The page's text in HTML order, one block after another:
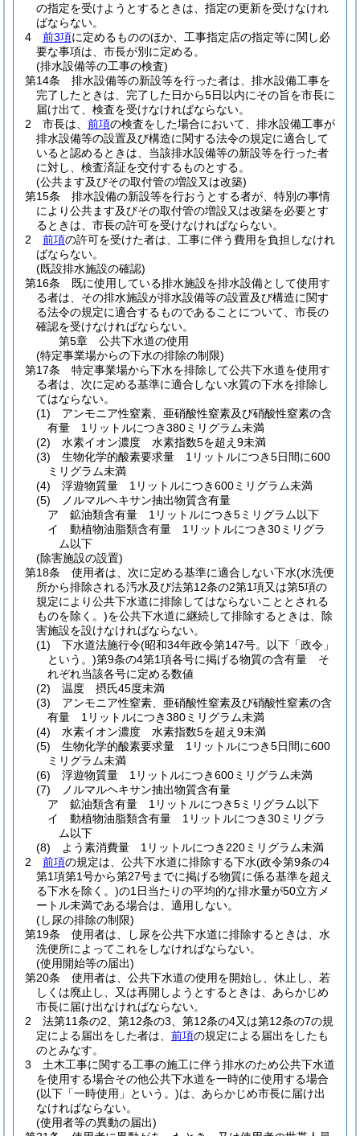
の指定を受けようとするときは、指定の更新を受けなけれ
ばならない。
4
前3項に定めるもののほか、工事指定店の指定等に関し必
要な事項は、市長が別に定める。
(排水設備等の工事の検査)
第14条
排水設備等の新設等を行った者は、排水設備工事を
完了したときは、完了した日から5日以内にその旨を市長に
届け出て、検査を受けなければならない。
2
市長は、 前項の検査をした場合において、排水設備工事が
排水設備等の設置及び構造に関する法令の規定に適合して
いると認めるときは、当該排水設備等の新設等を行った者
に対し、検査済証を交付するものとする。
(公共ます及びその取付管の増設又は改築)
第15条
排水設備の新設等を行おうとする者が、特別の事情
により公共ます及びその取付管の増設又は改築を必要とす
るときは、市長の許可を受けなければならない。
2
前項の許可を受けた者は、工事に伴う費用を負担しなけれ
ばならない。
(既設排水施設の確認)
第16条
既に使用している排水施設を排水設備として使用す
る者は、その排水施設が排水設備等の設置及び構造に関す
る法令の規定に適合するものであることについて、市長の
確認を受けなければならない。
第5章
公共下水道の使用
(特定事業場からの下水の排除の制限)
第17条
特定事業場から下水を排除して公共下水道を使用す
る者は、次に定める基準に適合しない水質の下水を排除し
てはならない。
(1)
アンモニア性窒素、亜硝酸性窒素及び硝酸性窒素の含
有量 1リットルにつき380ミリグラム未満
(2)
水素イオン濃度 水素指数5を超え9未満
(3)
生物化学的酸素要求量 1リットルにつき5日間に600
ミリグラム未満
(4)
浮遊物質量 1リットルにつき600ミリグラム未満
(5)
ノルマルヘキサン抽出物質含有量
ア
鉱油類含有量 1リットルにつき5ミリグラム以下
イ
動植物油脂類含有量 1リットルにつき30ミリグラ
ム以下
(除害施設の設置)
第18条
使用者は、次に定める基準に適合しない下水(水洗便
所から排除される汚水及び法第12条の2第1項又は第5項の
規定により公共下水道に排除してはならないこととされる
ものを除く。)を公共下水道に継続して排除するときは、除
害施設を設けなければならない。
(1)
下水道法施行令(昭和34年政令第147号。以下「政令」
という。)第9条の4第1項各号に掲げる物質の含有量 そ
れぞれ当該各号に定める数値
(2)
温度 摂氏45度未満
(3)
アンモニア性窒素、亜硝酸性窒素及び硝酸性窒素の含
有量 1リットルにつき380ミリグラム未満
(4)
水素イオン濃度 水素指数5を超え9未満
(5)
生物化学的酸素要求量 1リットルにつき5日間に600
ミリグラム未満
(6)
浮遊物質量 1リットルにつき600ミリグラム未満
(7)
ノルマルヘキサン抽出物質含有量
ア
鉱油類含有量 1リットルにつき5ミリグラム以下
イ
動植物油脂類含有量 1リットルにつき30ミリグラ
ム以下
(8)
よう素消費量 1リットルにつき220ミリグラム未満
2
前項の規定は、公共下水道に排除する下水(政令第9条の4
第1項第1号から第27号までに掲げる物質に係る基準を超え
る下水を除く。)の1日当たりの平均的な排水量が50立方メ
ートル未満である場合は、適用しない。
(し尿の排除の制限)
第19条
使用者は、し尿を公共下水道に排除するときは、水
洗便所によってこれをしなければならない。
(使用開始等の届出)
第20条
使用者は、公共下水道の使用を開始し、休止し、若
しくは廃止し、又は再開しようとするときは、あらかじめ
市長に届け出なければならない。
2
法第11条の2、第12条の3、第12条の4又は第12条の7の規
定による届出をした者は、 前項の規定による届出をしたも
のとみなす。
3
土木工事に関する工事の施工に伴う排水のため公共下水道
を使用する場合その他公共下水道を一時的に使用する場合
(以下「一時使用」という。)は、あらかじめ市長に届け出
なければならない。
(使用者等の異動の届出)